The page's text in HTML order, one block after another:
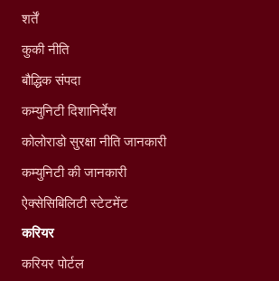
शर्तें
कुकी नीति
बौद्धिक संपदा
कम्युनिटी दिशानिर्देश
कोलोराडो सुरक्षा नीति जानकारी
कम्युनिटी की जानकारी
ऐक्सेसिबिलिटी स्टेटमेंट
करियर
करियर पोर्टल